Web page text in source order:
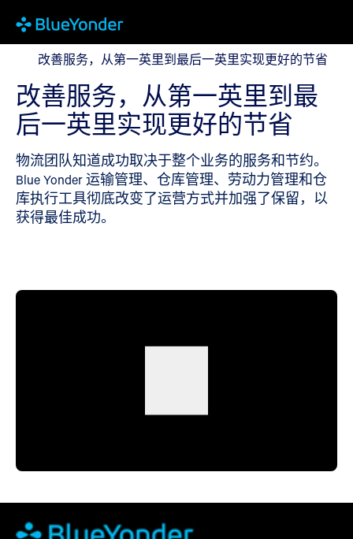
改善服务，从第一英里到最后一英里实现更好的节省
改善服务，从第一英里到最后一英里实现更好的节省
改善服务，从第一英里到最
后一英里实现更好的节省
物流团队知道成功取决于整个业务的服务和节约。
Blue Yonder 运输管理、仓库管理、劳动力管理和仓
库执行工具彻底改变了运营方式并加强了保留，以
获得最佳成功。